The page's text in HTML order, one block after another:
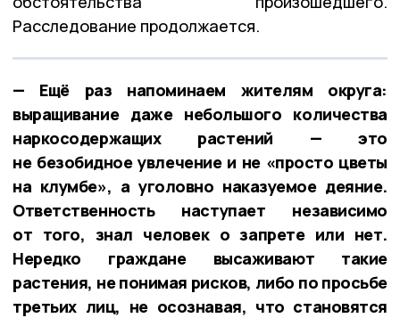
Расследование продолжается.
— Ещё раз напоминаем жителям округа:
выращивание даже небольшого количества
наркосодержащих растений — это
не безобидное увлечение и не «просто цветы
на клумбе», а уголовно наказуемое деяние.
Ответственность наступает независимо
от того, знал человек о запрете или нет.
Нередко граждане высаживают такие
растения, не понимая рисков, либо по просьбе
третьих лиц, не осознавая, что становятся